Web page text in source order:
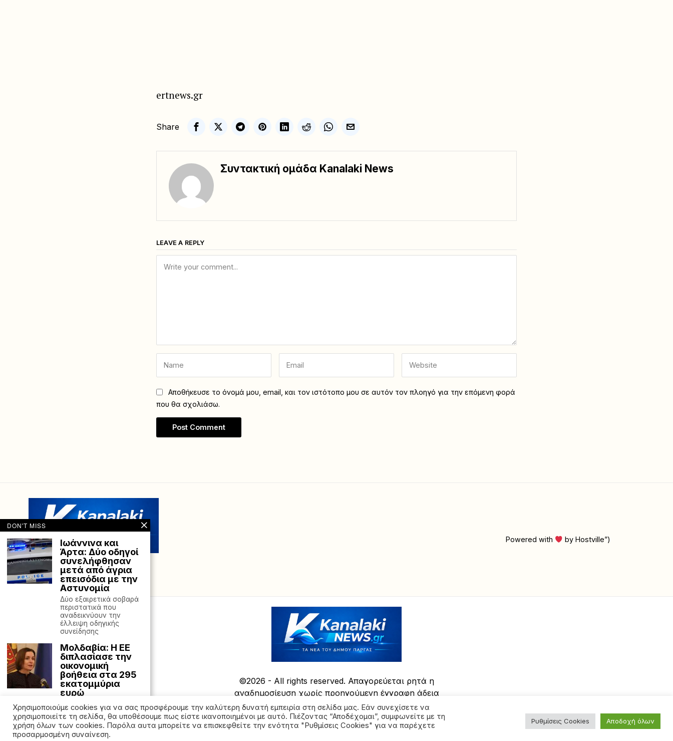
ertnews.gr
Share
Συντακτική ομάδα Kanalaki News
LEAVE A REPLY
Αποθήκευσε το όνομά μου, email, και τον ιστότοπο μου σε αυτόν τον πλοηγό για την επόμενη φορά
που θα σχολιάσω.
Powered with by Hostville”)
©2026 - All rights reserved. Απαγορεύεται ρητά η
αναδημοσίευση χωρίς προηγούμενη έγγραφη άδεια
της ιδιοκτήτριας εταιρείας
Χρησιμοποιούμε cookies για να σας προσφέρουμε την καλύτερη δυνατή εμπειρία στη σελίδα μας. Εάν συνεχίσετε να
χρησιμοποιείτε τη σελίδα, θα υποθέσουμε πως είστε ικανοποιημένοι με αυτό. Πιέζοντας “Αποδέχομαι”, συμφωνείτε με τη
χρήση όλων των cookies. Παρόλα αυτα μπορείτε να επισκεφθείτε την ενότητα "Ρυθμίσεις Cookies" για να παρέχετε
προσαρμοσμένη συναίνεση.
Ρυθμίσεις Cookies Αποδοχή όλων
DON'T MISS
Ιωάννινα και
Άρτα: Δύο οδηγοί
συνελήφθησαν
μετά από άγρια
επεισόδια με την
Αστυνομία
Δύο εξαιρετικά σοβαρά
περιστατικά που
αναδεικνύουν την
έλλειψη οδηγικής
συνείδησης
Μολδαβία: Η ΕΕ
διπλασίασε την
οικονομική
βοήθεια στα 295
εκατομμύρια
ευρώ
Οι κυβερνήσεις των
χωρών της Ευρωπαϊκής
Ένωσης αποφάσισαν να